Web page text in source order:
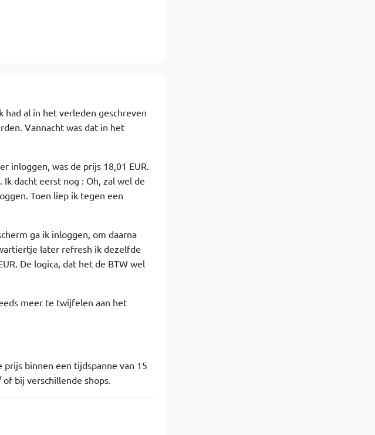
had al in het verleden geschreven
Vannacht was dat in het
inloggen, was de prijs 18,01 EUR.
dacht eerst nog : Oh, zal wel de
Toen liep ik tegen een
ga ik inloggen, om daarna
later refresh ik dezelfde
De logica, dat het de BTW wel
meer te twijfelen aan het
binnen een tijdspanne van 15
bij verschillende shops.